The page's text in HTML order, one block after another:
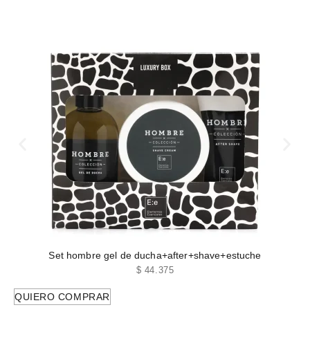
Set hombre gel de ducha+after+shave+estuche
$ 44.375
QUIERO COMPRAR